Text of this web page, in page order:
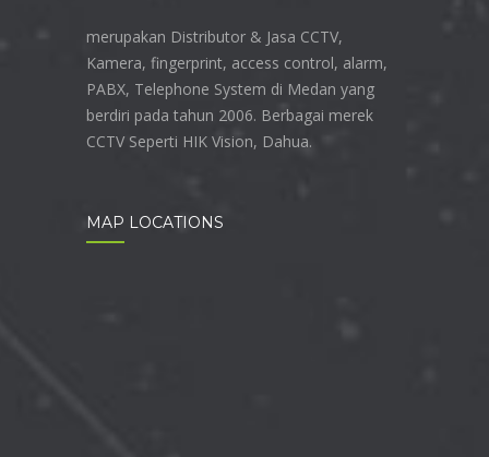
merupakan Distributor & Jasa CCTV,
Kamera, fingerprint, access control, alarm,
PABX, Telephone System di Medan yang
berdiri pada tahun 2006. Berbagai merek
CCTV Seperti HIK Vision, Dahua.
MAP LOCATIONS